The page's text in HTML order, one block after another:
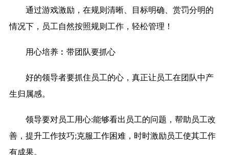
通过游戏激励，在规则清晰、目标明确、赏罚分明的
情况下，员工自然按照规则工作，轻松管理！
用心培养︰带团队要抓心
好的领导者要抓住员工的心，真正让员工在团队中产
生归属感。
领导要对员工用心:能够看出员工的问题，帮助员工改
善，提升工作技巧;克服工作困难，时时激励员工使其工作
有成果。